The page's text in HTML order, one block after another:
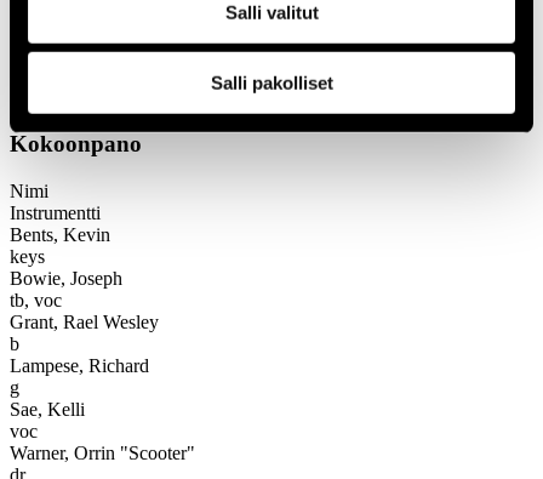
Salli valitut
Salli pakolliset
Joseph Bowie / De-funkt
Joseph Bowie / De-funkt
Kokoonpano
Nimi
Instrumentti
Bents, Kevin
keys
Bowie, Joseph
tb, voc
Grant, Rael Wesley
b
Lampese, Richard
g
Sae, Kelli
voc
Warner, Orrin "Scooter"
dr